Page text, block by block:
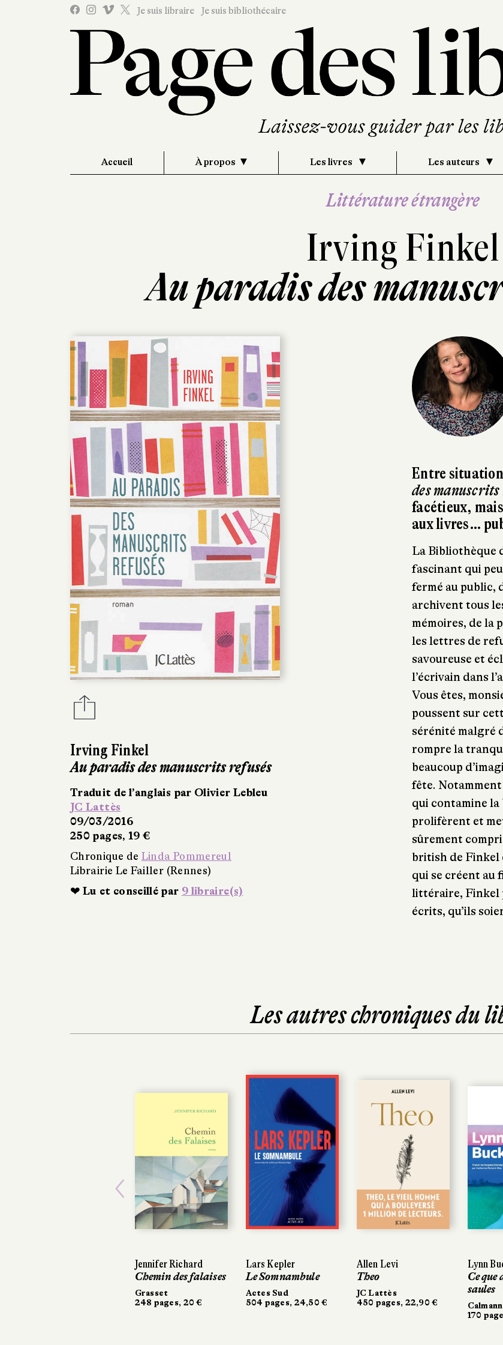
Je suis libraire Je suis bibliothécaire
Accueil À propos Les livres Les auteurs
Littérature étrangère
Irving Finkel
Au paradis des
Irving Finkel
Au paradis des manuscrits refusés
Traduit de l’anglais par Olivier Lebleu
JC Lattès
09/03/2016
250 pages, 19 €
Chronique de Linda Pommereul
Librairie Le Failler (Rennes)
❤ Lu et conseillé par 9 libraire(s)
Entre
des manuscrits
facétieux,
aux livres…
La Bibliothèque
fascinant qui
fermé au public,
archivent tous
mémoires, de la
les lettres de
savoureuse et
l’écrivain dans
Vous êtes,
poussent sur
sérénité malgré
rompre la
beaucoup
fête.
qui contamine la
prolifèrent et
sûrement
british de Finkel
qui se créent au
littéraire, Finkel
écrits, qu’ils
Les autres chroniques du
Jennifer Richard
Chemin des falaises
Grasset
248 pages, 20 €
Lars Kepler
Le Somnambule
Actes Sud
504 pages, 24,50 €
Allen Levi
Theo
JC Lattès
450 pages, 22,90 €
Lynn
Ce que
saules
170
Lars Kepler
Le Somnambule
Actes Sud
504 pages, 24,50 €
Allen Levi
Theo
JC Lattès
450 pages, 22,90 €
Lynn
Ce que
saules
170
Previous